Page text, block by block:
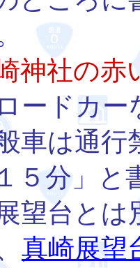
神社の赤
ードカ
車は通
分」と
望台とは
真崎展望